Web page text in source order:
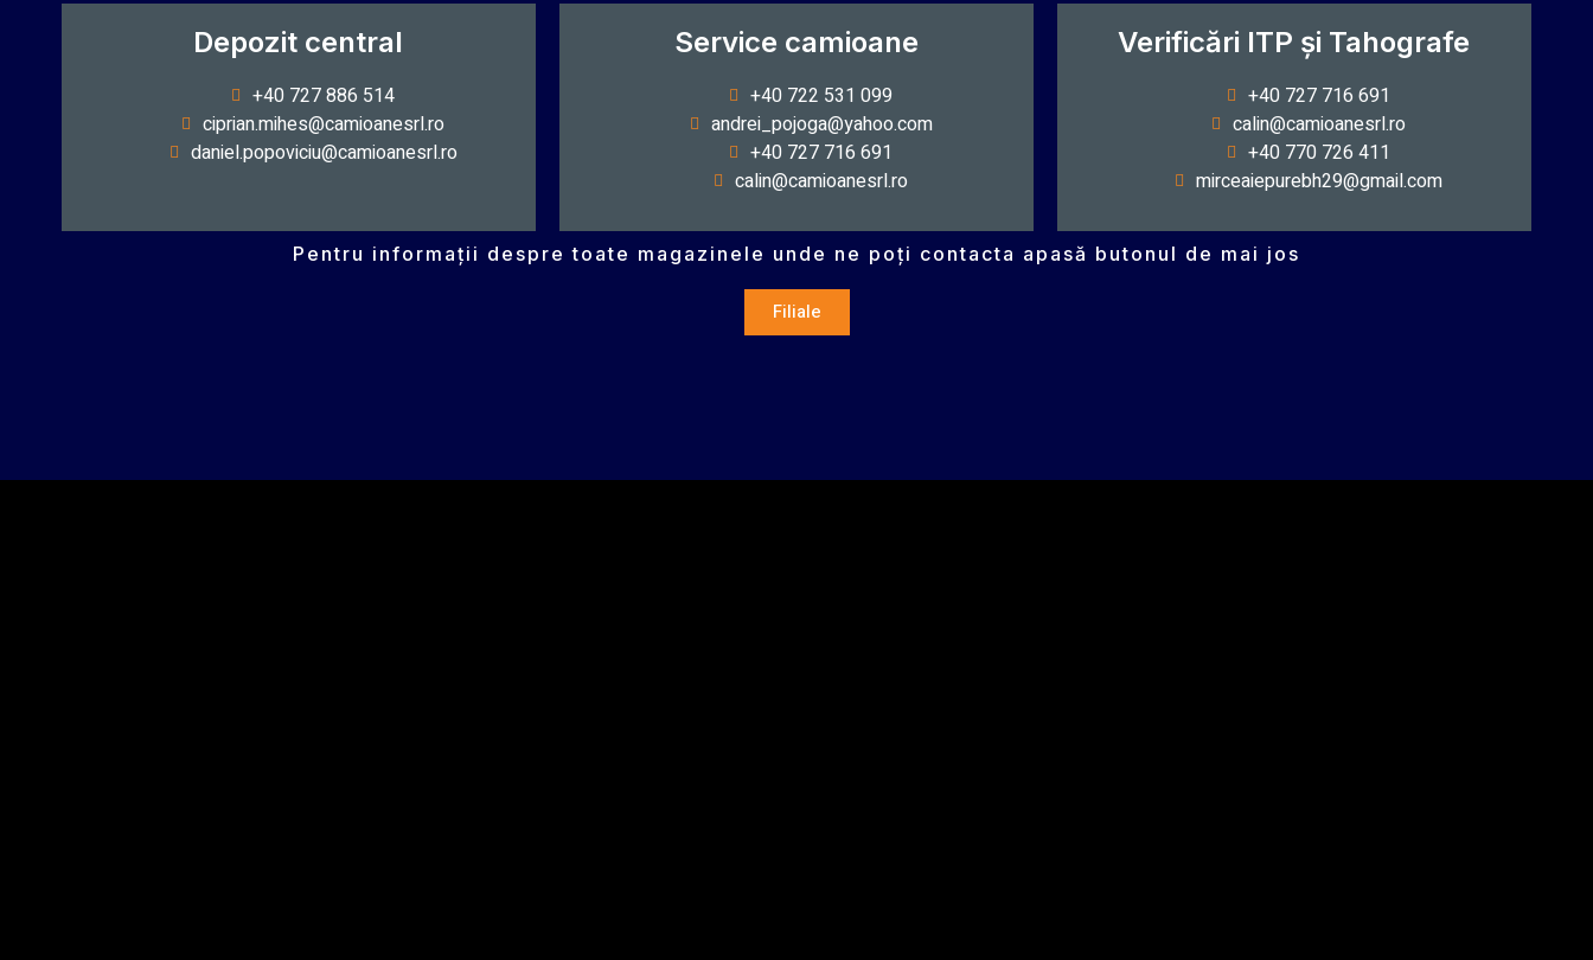
Depozit central
+40 727 886 514
ciprian.mihes@camioanesrl.ro
daniel.popoviciu@camioanesrl.ro
Service camioane
+40 722 531 099
andrei_pojoga@yahoo.com
+40 727 716 691
calin@camioanesrl.ro
Verificări ITP și Tahografe
+40 727 716 691
calin@camioanesrl.ro
+40 770 726 411
mirceaiepurebh29@gmail.com
Pentru informații despre toate magazinele unde ne poți contacta apasă butonul de mai jos
Filiale